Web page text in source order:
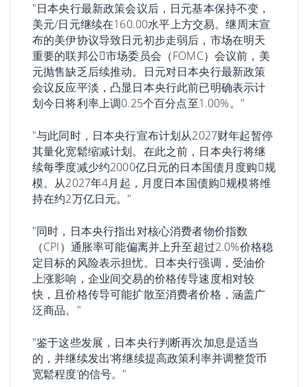
"日本央行最新政策会议后，日元基本保持不变，
美元/日元继续在160.00水平上方交易。继周末宣
布的美伊协议导致日元初步走弱后，市场在明天
重要的联邦公𫔭市场委员会（FOMC）会议前，美
元抛售缺乏后续推动。日元对日本央行最新政策
会议反应平淡，凸显日本央行此前已明确表示计
划今日将利率上调0.25个百分点至1.00%。"
"与此同时，日本央行宣布计划从2027财年起暂停
其量化宽鬆缩减计划。在此之前，日本央行将继
续每季度减少约2000亿日元的日本国债月度购𧹒规
模。从2027年4月起，月度日本国债购𧹒规模将维
持在约2万亿日元。"
"同时，日本央行指出对核心消费者物价指数
（CPI）通胀率可能偏离并上升至超过2.0%价格稳
定目标的风险表示担忧。日本央行强调，受油价
上涨影响，企业间交易的价格传导速度相对较
快，且价格传导可能扩散至消费者价格，涵盖广
泛商品。"
"鉴于这些发展，日本央行判断再次加息是适当
的，并继续发出‘将继续提高政策利率并调整货币
宽鬆程度’的信号。"